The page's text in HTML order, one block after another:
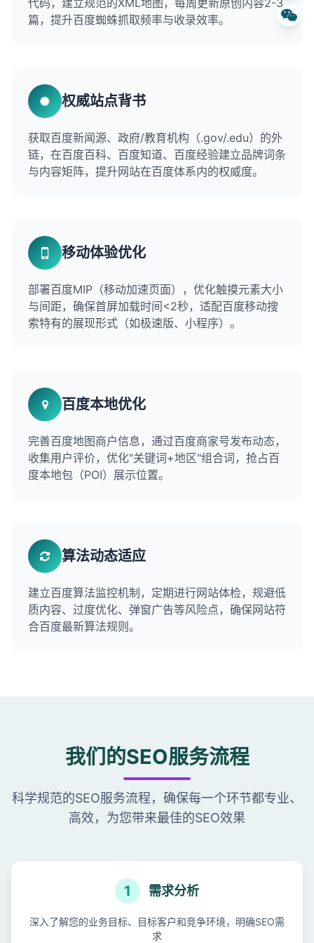
代码，建立规范的XML地图，每周更新原创内容2-3
篇，提升百度蜘蛛抓取频率与收录效率。
权威站点背书
获取百度新闻源、政府/教育机构（.gov/.edu）的外
链，在百度百科、百度知道、百度经验建立品牌词条
与内容矩阵，提升网站在百度体系内的权威度。
移动体验优化
部署百度MIP（移动加速页面），优化触摸元素大小
与间距，确保首屏加载时间<2秒，适配百度移动搜
索特有的展现形式（如极速版、小程序）。
百度本地优化
完善百度地图商户信息，通过百度商家号发布动态，
收集用户评价，优化"关键词+地区"组合词，抢占百
度本地包（POI）展示位置。
算法动态适应
建立百度算法监控机制，定期进行网站体检，规避低
质内容、过度优化、弹窗广告等风险点，确保网站符
合百度最新算法规则。
我们的SEO服务流程
科学规范的SEO服务流程，确保每一个环节都专业、
高效，为您带来最佳的SEO效果
1 需求分析
深入了解您的业务目标、目标客户和竞争环境，明确SEO需
求